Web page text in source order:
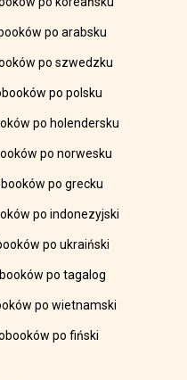
po arabsku
po szwedzku
po polsku
po holendersku
po norwesku
po grecku
po indonezyjski
po ukraiński
po tagalog
po wietnamski
po fiński